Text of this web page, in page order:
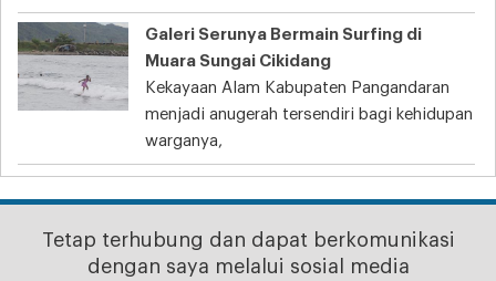
Galeri Serunya Bermain Surfing di
Muara Sungai Cikidang
Kekayaan Alam Kabupaten Pangandaran
menjadi anugerah tersendiri bagi kehidupan
warganya,
Tetap terhubung dan dapat berkomunikasi
dengan saya melalui sosial media